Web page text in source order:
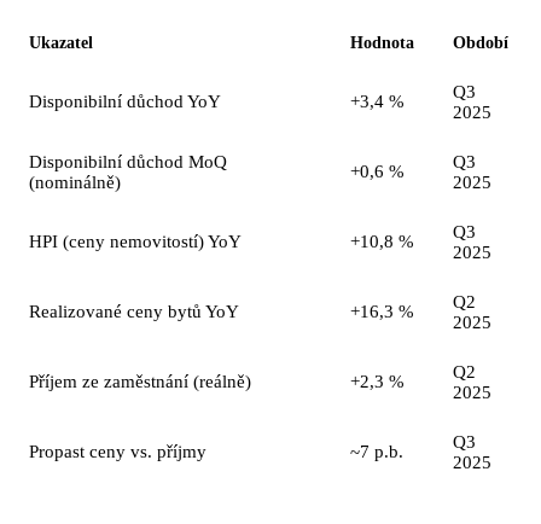
Ukazatel Hodnota Období
Disponibilní důchod YoY +3,4 %
Q3
2025
Disponibilní důchod MoQ
(nominálně)
+0,6 %
Q3
2025
HPI (ceny nemovitostí) YoY +10,8 %
Q3
2025
Realizované ceny bytů YoY +16,3 %
Q2
2025
Příjem ze zaměstnání (reálně) +2,3 %
Q2
2025
Propast ceny vs. příjmy ~7 p.b.
Q3
2025